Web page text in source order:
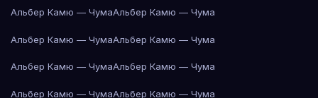
Альбер Камю — ЧумаАльбер Камю — Чума
Альбер Камю — ЧумаАльбер Камю — Чума
Альбер Камю — ЧумаАльбер Камю — Чума
Альбер Камю — ЧумаАльбер Камю — Чума